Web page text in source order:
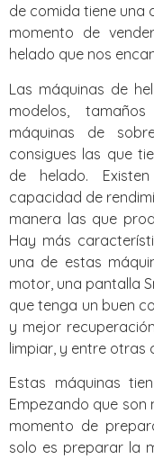
de comida tiene una
momento de
helado que nos
Las máquinas de
modelos,
máquinas de
consigues las que
de helado.
capacidad de
manera las que
Hay más
una de estas
motor, una pantalla
que tenga un buen
y mejor
limpiar, y entre otras
Estas máquinas
Empezando que son
momento de
solo es preparar la